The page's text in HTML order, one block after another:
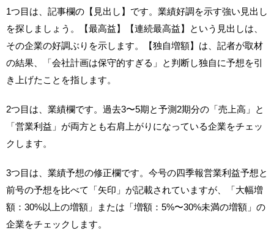
1つ目は、記事欄の【見出し】です。業績好調を示す強い見出し
を探しましょう。【最高益】【連続最高益】という見出しは、
その企業の好調ぶりを示します。【独自増額】は、記者が取材
の結果、「会社計画は保守的すぎる」と判断し独自に予想を引
き上げたことを指します。
2つ目は、業績欄です。過去3〜5期と予測2期分の「売上高」と
「営業利益」が両方とも右肩上がりになっている企業をチェッ
クします。
3つ目は、業績予想の修正欄です。今号の四季報営業利益予想と
前号の予想を比べて「矢印」が記載されていますが、「大幅増
額：30%以上の増額」または「増額：5%〜30%未満の増額」の
企業をチェックします。